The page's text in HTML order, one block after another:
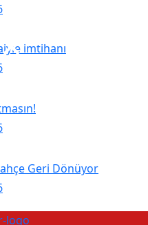
imtihanı
Geri Dönüyor